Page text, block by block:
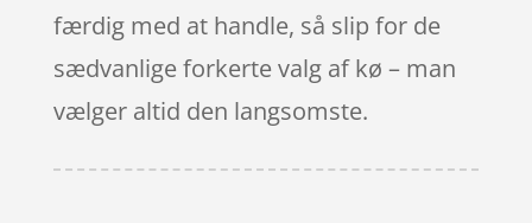
færdig med at handle, så slip for de
sædvanlige forkerte valg af kø – man
vælger altid den langsomste.